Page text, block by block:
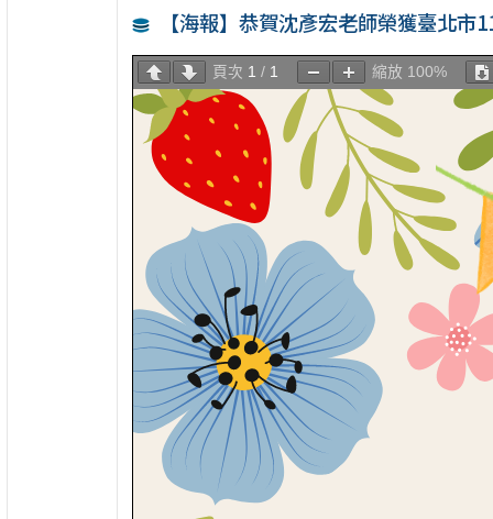
【海報】恭賀沈彥宏老師榮獲臺北
頁次 1 / 1 縮放 100%